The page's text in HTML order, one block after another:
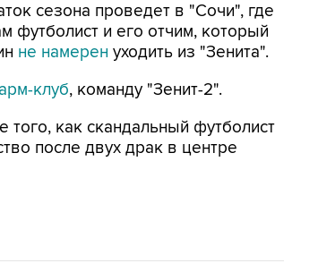
сезона проведет в "Сочи", где
футболист и его отчим, который
не намерен уходить из "Зенита".
клуб, команду "Зенит-2".
как скандальный футболист
после двух драк в центре